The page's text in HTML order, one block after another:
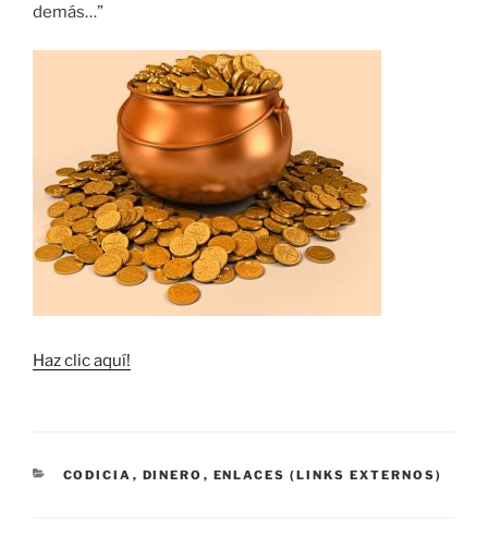
demás…”
Haz clic aquí!
CATEGORÍAS
CODICIA , DINERO , ENLACES (LINKS EXTERNOS)